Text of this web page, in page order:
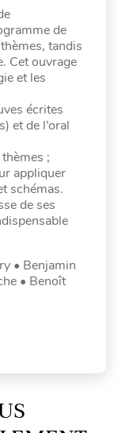
de
tandis
Cet ouvrage
et les
écrites
et de l’oral
;
appliquer
schémas.
de ses
• Benjamin
• Benoît